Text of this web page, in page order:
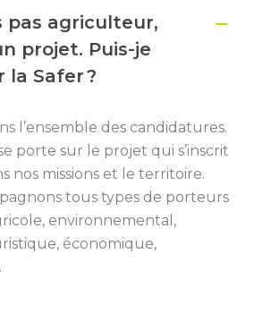
pas agriculteur,
projet. Puis-je
Safer ?
l’ensemble des candidatures.
porte sur le projet qui s’inscrit
nos missions et le territoire.
tous types de porteurs
environnemental,
économique,